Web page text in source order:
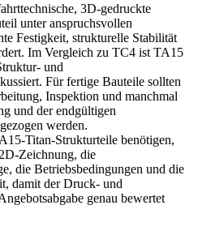
3D-gedruckte
unter anspruchsvollen
Festigkeit, strukturelle Stabilität
Im Vergleich zu TC4 ist TA15
und
Für fertige Bauteile sollten
Inspektion und manchmal
und der endgültigen
werden.
Titan-Strukturteile benötigen,
Zeichnung, die
die Betriebsbedingungen und die
damit der Druck- und
genau bewertet